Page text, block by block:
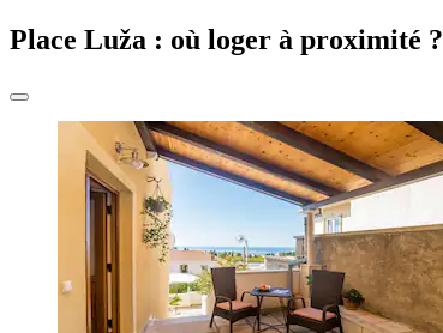
Place Luža : où loger à proximité ?